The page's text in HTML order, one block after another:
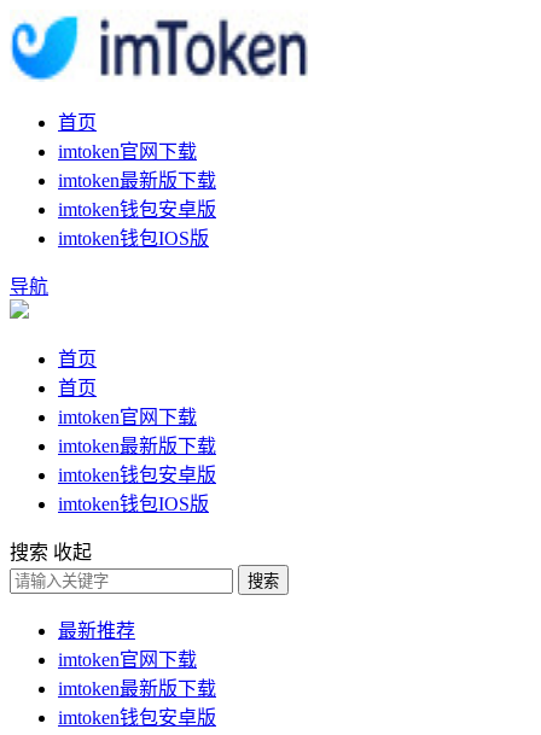
首页
imtoken官网下载
imtoken最新版下载
imtoken钱包安卓版
imtoken钱包IOS版
导航
首页
首页
imtoken官网下载
imtoken最新版下载
imtoken钱包安卓版
imtoken钱包IOS版
搜索 收起
搜索
最新推荐
imtoken官网下载
imtoken最新版下载
imtoken钱包安卓版